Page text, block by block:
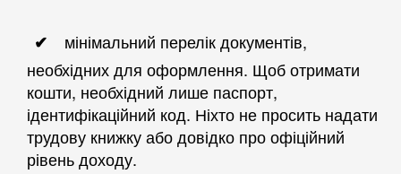
мінімальний перелік документів,
необхідних для оформлення. Щоб отримати
кошти, необхідний лише паспорт,
ідентифікаційний код. Ніхто не просить надати
трудову книжку або довідко про офіційний
рівень доходу.